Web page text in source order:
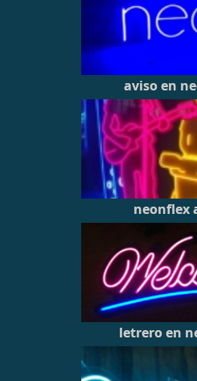
aviso en
neonflex
letrero en